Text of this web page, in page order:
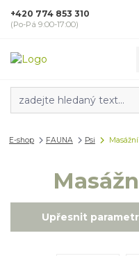
+420 774 853 310
(Po-Pá 9:00-17:00)
E-shop FAUNA Psi
Upřesnit